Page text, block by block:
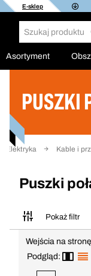
E-sklep
Asortyment
PUSZKI
Elektryka Kable i
Puszki
Pokaż filtr
Filtruj
Wejścia na stronę
Podgląd: